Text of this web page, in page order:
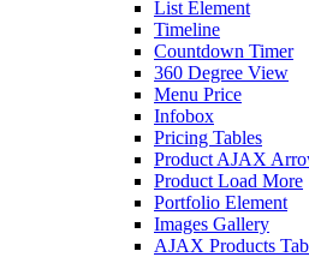
List Element
Timeline
Countdown Timer
360 Degree View
Menu Price
Infobox
Pricing Tables
Product AJAX
Product Load More
Portfolio Element
Images Gallery
AJAX Products